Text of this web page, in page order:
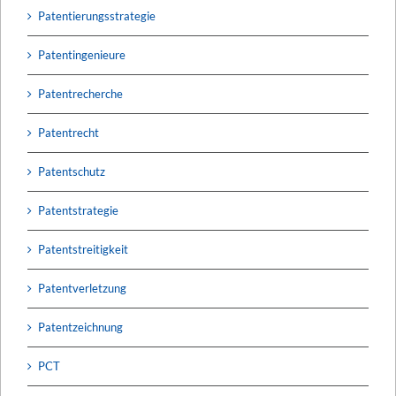
Patentierungsstrategie
Patentingenieure
Patentrecherche
Patentrecht
Patentschutz
Patentstrategie
Patentstreitigkeit
Patentverletzung
Patentzeichnung
PCT